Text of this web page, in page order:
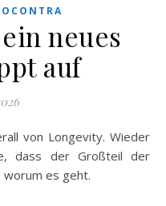
neues
auf
dass der Großteil der
worum es geht.